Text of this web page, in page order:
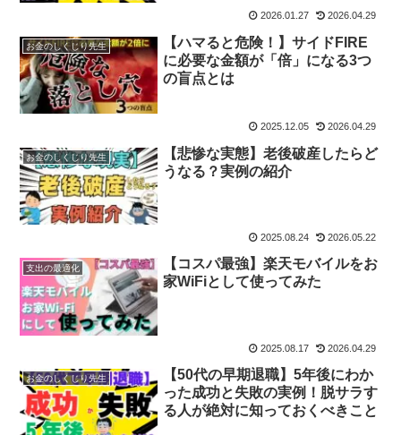
2026.01.27 2026.04.29
お金のしくじり先生
​【ハマると危険！】サイドFIRE
に必要な金額が「倍」になる3つ
の盲点とは
2025.12.05 2026.04.29
お金のしくじり先生
【悲惨な実態】老後破産したらど
うなる？実例の紹介
2025.08.24 2026.05.22
支出の最適化
【コスパ最強】楽天モバイルをお
家WiFiとして使ってみた
2025.08.17 2026.04.29
お金のしくじり先生
【50代の早期退職】5年後にわか
った成功と失敗の実例！脱サラす
る人が絶対に知っておくべきこと